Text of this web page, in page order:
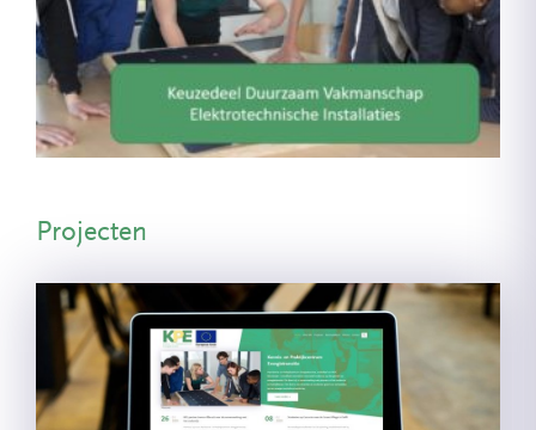
Projecten